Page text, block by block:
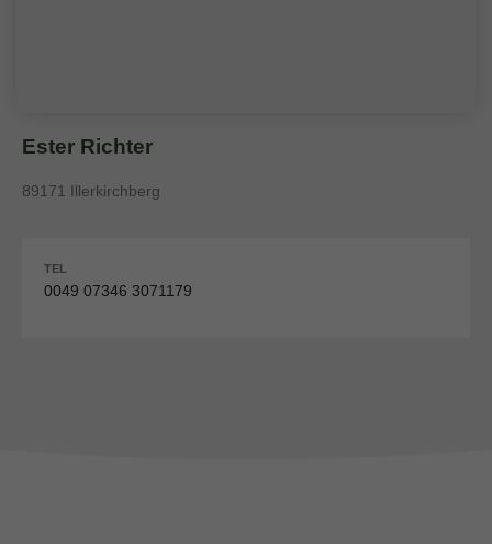
Ester Richter
89171 Illerkirchberg
TEL
0049 07346 3071179